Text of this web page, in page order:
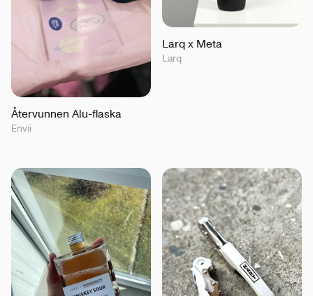
Återvunnen Alu-flaska
Envii
Larq x Meta
Larq